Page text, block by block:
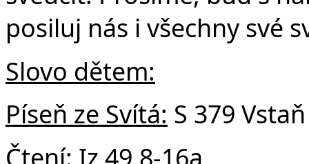
posiluj nás i všechny své
Slovo dětem:
Píseň ze Svítá: S 379
Čtení: Iz 49,8-16a